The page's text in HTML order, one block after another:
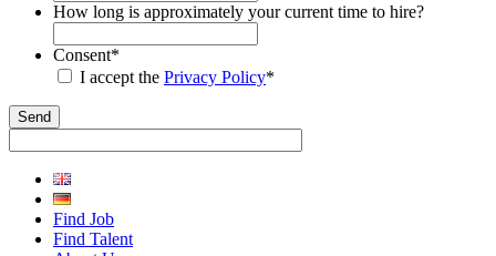
How long is approximately your current time to hire?
Consent*
I accept the Privacy Policy*
Find Job
Find Talent